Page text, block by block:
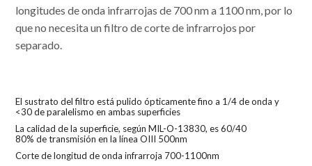
longitudes de onda infrarrojas de 700 nm a 1100 nm, por lo
que no necesita un filtro de corte de infrarrojos por
separado.
El sustrato del filtro está pulido ópticamente fino a 1/4 de onda y
<30 de paralelismo en ambas superficies
La calidad de la superficie, según MIL-O-13830, es 60/40
80% de transmisión en la línea OIII 500nm
Corte de longitud de onda infrarroja 700-1100nm